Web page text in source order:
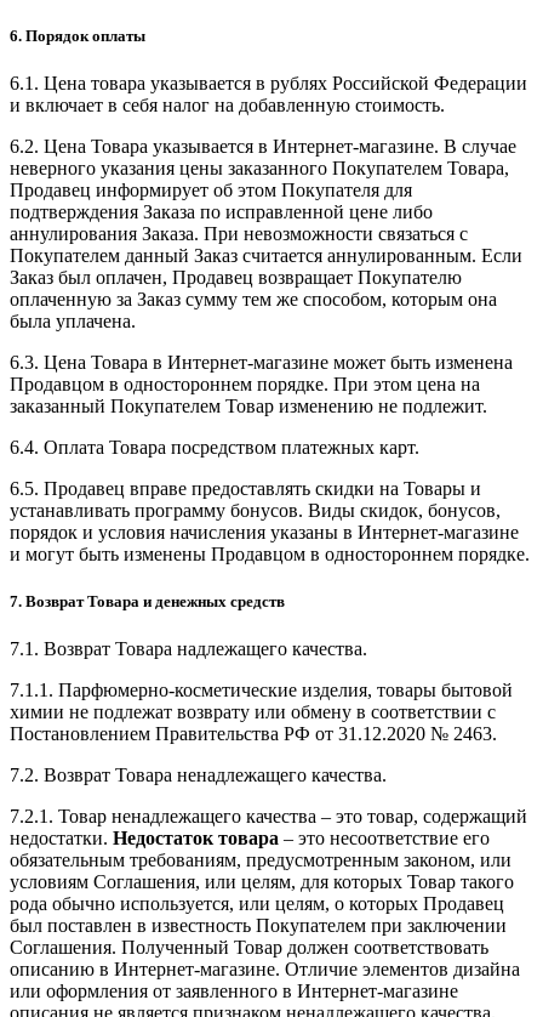
6. Порядок оплаты
6.1. Цена товара указывается в рублях Российской Федерации
и включает в себя налог на добавленную стоимость.
6.2. Цена Товара указывается в Интернет-магазине. В случае
неверного указания цены заказанного Покупателем Товара,
Продавец информирует об этом Покупателя для
подтверждения Заказа по исправленной цене либо
аннулирования Заказа. При невозможности связаться с
Покупателем данный Заказ считается аннулированным. Если
Заказ был оплачен, Продавец возвращает Покупателю
оплаченную за Заказ сумму тем же способом, которым она
была уплачена.
6.3. Цена Товара в Интернет-магазине может быть изменена
Продавцом в одностороннем порядке. При этом цена на
заказанный Покупателем Товар изменению не подлежит.
6.4. Оплата Товара посредством платежных карт.
6.5. Продавец вправе предоставлять скидки на Товары и
устанавливать программу бонусов. Виды скидок, бонусов,
порядок и условия начисления указаны в Интернет-магазине
и могут быть изменены Продавцом в одностороннем порядке.
7. Возврат Товара и денежных средств
7.1. Возврат Товара надлежащего качества.
7.1.1. Парфюмерно-косметические изделия, товары бытовой
химии не подлежат возврату или обмену в соответствии с
Постановлением Правительства РФ от 31.12.2020 № 2463.
7.2. Возврат Товара ненадлежащего качества.
7.2.1. Товар ненадлежащего качества – это товар, содержащий
недостатки. Недостаток товара – это несоответствие его
обязательным требованиям, предусмотренным законом, или
условиям Соглашения, или целям, для которых Товар такого
рода обычно используется, или целям, о которых Продавец
был поставлен в известность Покупателем при заключении
Соглашения. Полученный Товар должен соответствовать
описанию в Интернет-магазине. Отличие элементов дизайна
или оформления от заявленного в Интернет-магазине